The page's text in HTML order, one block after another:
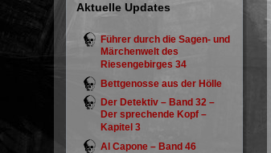
Aktuelle Updates
Führer durch die Sagen- und
Märchenwelt des
Riesengebirges 34
Bettgenosse aus der Hölle
Der Detektiv – Band 32 –
Der sprechende Kopf –
Kapitel 3
Al Capone – Band 46